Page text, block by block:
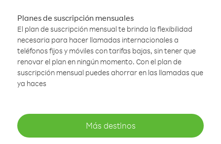
Planes de suscripción mensuales
El plan de suscripción mensual te brinda la flexibilidad
necesaria para hacer llamadas internacionales a
teléfonos fijos y móviles con tarifas bajas, sin tener que
renovar el plan en ningún momento. Con el plan de
suscripción mensual puedes ahorrar en las llamadas que
ya haces
Más destinos